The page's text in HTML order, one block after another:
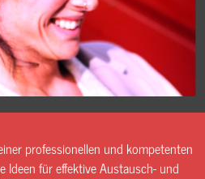
professionellen und kompetenten
Ideen für effektive Austausch- und